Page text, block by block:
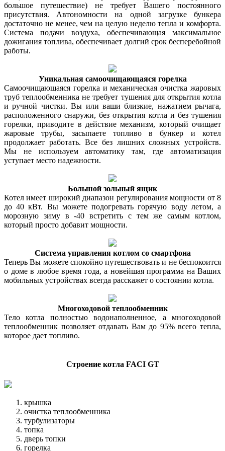
большое путешествие) не требует Вашего постоянного
присутствия. Автономности на одной загрузке бункера
достаточно не менее, чем на целую неделю тепла и комфорта.
Система подачи воздуха, обеспечивающая максимальное
дожигания топлива, обеспечивает долгий срок бесперебойной
работы.
Уникальная самоочищающаяся горелка
Самоочищающаяся горелка и механическая очистка жаровых
труб теплообменника не требует тушения для открытия котла
и ручной чистки. Вы или ваши близкие, нажатием рычага,
расположенного снаружи, без открытия котла и без тушения
горелки, приводите в действие механизм, который очищает
жаровые трубы, засыпаете топливо в бункер и котел
продолжает работать. Все без лишних сложных устройств.
Мы не используем автоматику там, где автоматизация
уступает место надежности.
Большой зольный ящик
Котел имеет широкий диапазон регулирования мощности от 8
до 40 кВт. Вы можете подогревать горячую воду летом, а
морозную зиму в -40 встретить с тем же самым котлом,
который просто добавит мощности.
Система управления котлом со смартфона
Теперь Вы можете спокойно путешествовать и не беспокоится
о доме в любое время года, а новейшая программа на Ваших
мобильных устройствах всегда расскажет о состоянии котла.
Многоходовой теплообменник
Тело котла полностью водонаполненное, а многоходовой
теплообменник позволяет отдавать Вам до 95% всего тепла,
которое дает топливо.
Строение котла FACI GT
крышка
очистка теплообменника
турбулизаторы
топка
дверь топки
горелка